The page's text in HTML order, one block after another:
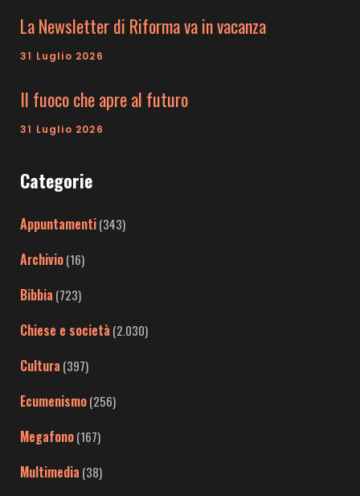
La Newsletter di Riforma va in vacanza
31 Luglio 2026
Il fuoco che apre al futuro
31 Luglio 2026
Categorie
Appuntamenti(343)
Archivio(16)
Bibbia (723)
Chiese e società (2.030)
Cultura (397)
Ecumenismo(256)
Megafono(167)
Multimedia (38)